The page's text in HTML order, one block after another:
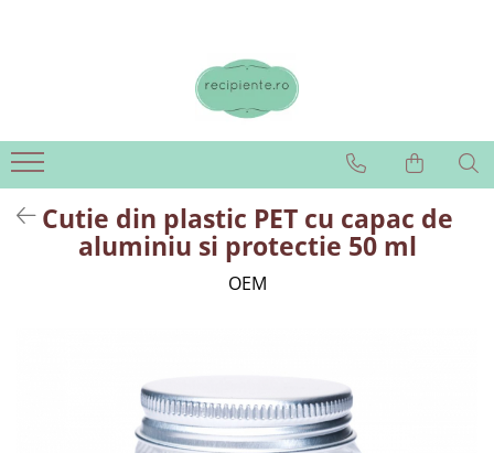
Cutie din plastic PET cu capac de
aluminiu si protectie 50 ml
OEM